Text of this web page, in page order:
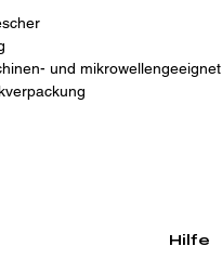
und mikrowellengeeignet
Hilfe